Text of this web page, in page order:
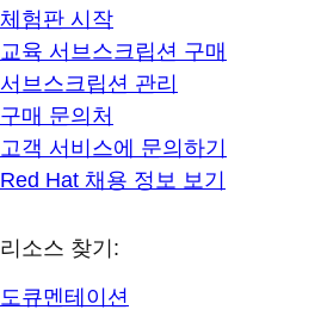
체험판 시작
교육 서브스크립션 구매
서브스크립션 관리
구매 문의처
고객 서비스에 문의하기
Red Hat 채용 정보 보기
리소스 찾기:
도큐멘테이션